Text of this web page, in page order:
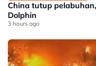
China tutup
Dolphin
3 hours ago